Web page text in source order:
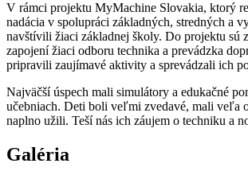
V rámci projektu MyMachine Slovakia, ktorý
nadácia v spolupráci základných, stredných a
navštívili žiaci základnej školy. Do projektu sú
zapojení žiaci odboru technika a prevádzka
pripravili zaujímavé aktivity a sprevádzali ich
Najväčší úspech mali simulátory a edukačné
učebniach. Deti boli veľmi zvedavé, mali veľa
naplno užili. Teší nás ich záujem o techniku a
Galéria